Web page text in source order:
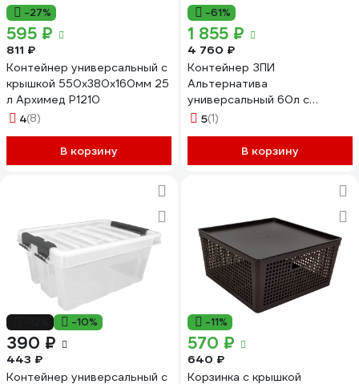
-27%
595 ₽
811 ₽
Контейнер универсальный с
крышкой 550x380x160мм 25
л Архимед Р1210
4(8)
В корзину
-61%
1 855 ₽
4 760 ₽
Контейнер ЗПИ
Альтернатива
универсальный 60л с
крышкой М8618
5(1)
В корзину
-10%
390 ₽
443 ₽
Контейнер универсальный с
-11%
570 ₽
640 ₽
Корзинка с крышкой